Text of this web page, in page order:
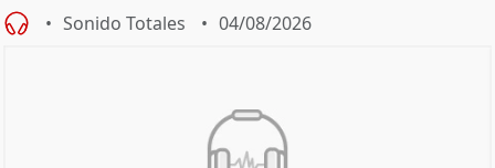
Sonido Totales 04/08/2026